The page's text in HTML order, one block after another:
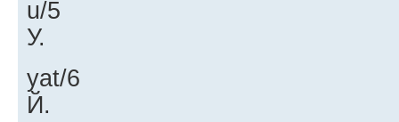
u/5
У.
yat/6
Й.